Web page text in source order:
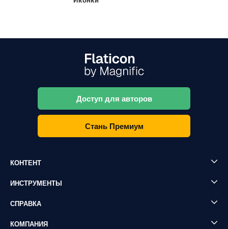
Доступ для авторов
Стань Премиум
КОНТЕНТ
ИНСТРУМЕНТЫ
СПРАВКА
КОМПАНИЯ